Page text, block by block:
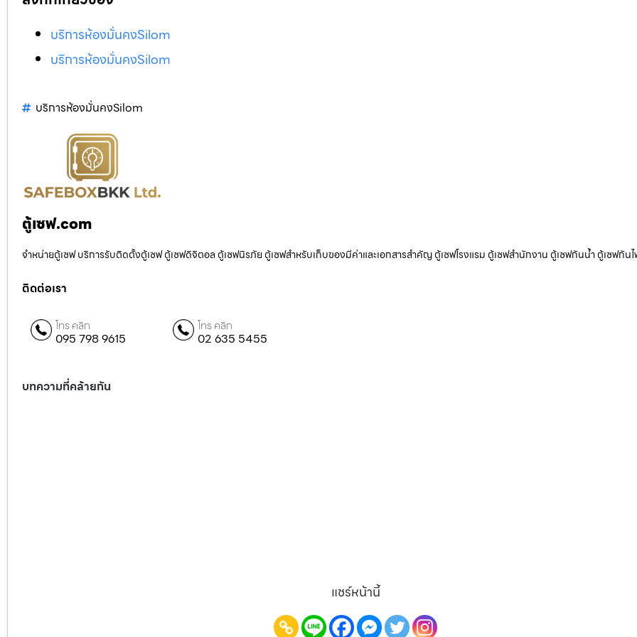
บริการห้องมั่นคงSilom
บริการห้องมั่นคงSilom
บริการห้องมั่นคงSilom
ตู้เซฟ.com
จำหน่ายตู้เซฟ บริการรับติดตั้งตู้เซฟ ตู้เซฟดิจิตอล ตู้เซฟนิรภัย ตู้เซฟสำหรับเก็บของมีค่าและเอกสารสำคัญ ตู้เซฟโรงแรม ตู้เซฟสำนักงาน ตู้เซฟกันน้ำ ตู้เซฟกัน
ติดต่อเรา
โทร คลิก
095 798 9615
โทร คลิก
02 635 5455
บทความที่คล้ายกัน
แชร์หน้านี้